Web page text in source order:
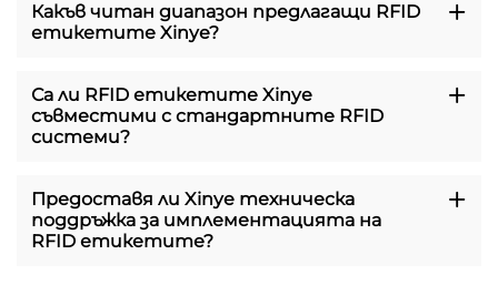
Какъв читан диапазон предлагащи RFID
етикетите Xinye?
Са ли RFID етикетите Xinye
съвместими с стандартните RFID
системи?
Предоставя ли Xinye техническа
поддръжка за имплементацията на
RFID етикетите?